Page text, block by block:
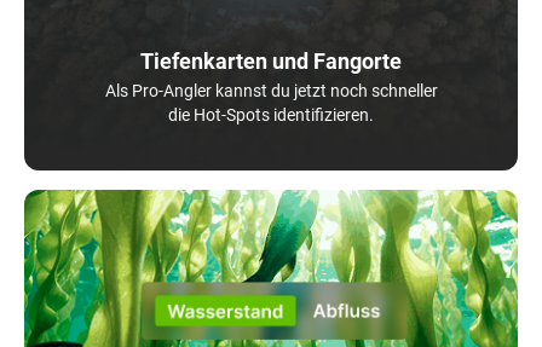
Tiefenkarten und Fangorte
Als Pro-Angler kannst du jetzt noch schneller
die Hot-Spots identifizieren.